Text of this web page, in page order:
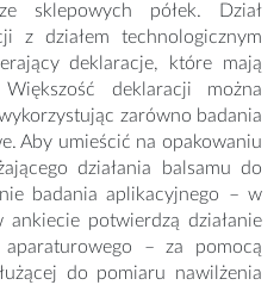
sklepowych półek. Dział
z działem technologicznym
deklaracje, które mają
deklaracji można
zarówno badania
Aby umieścić na opakowaniu
działania balsamu do
badania aplikacyjnego – w
potwierdzą działanie
– za pomocą
do pomiaru nawilżenia